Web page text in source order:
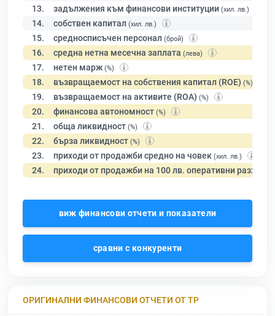
13. задължения към финансови институции (хил. лв.)
14. собствен капитал (хил. лв.)
15. средносписъчен персонал (брой)
16. средна нетна месечна заплата (лева)
17. нетен марж (%)
18. възвращаемост на собствения капитал (ROE) (%)
19. възвращаемост на активите (ROA) (%)
20. финансова автономност (%)
21. обща ликвидност (%)
22. бърза ликвидност (%)
23. приходи от продажби средно на човек (хил. лв.)
24. приходи от продажби на 100 лв. оперативни разходи
виж финансови отчети и показатели
сравни с конкуренти
ОРИГИНАЛНИ ФИНАНСОВИ ОТЧЕТИ ОТ ТР